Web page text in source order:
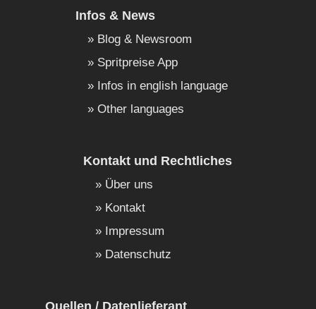
Infos & News
Blog & Newsroom
Spritpreise App
Infos in english language
Other languages
Kontakt und Rechtliches
Über uns
Kontakt
Impressum
Datenschutz
Quellen / Datenlieferant